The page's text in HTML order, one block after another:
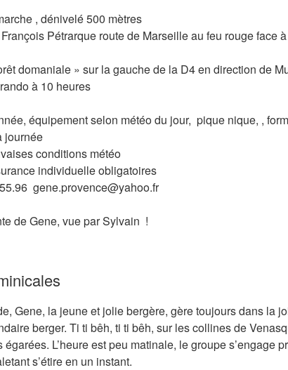
, dénivelé 500 mètres
Pétrarque route de Marseille au feu rouge face
domaniale » sur la gauche de la D4 en direction de
à 10 heures
équipement selon météo du jour, pique nique, ,
journée
conditions météo
individuelle obligatoires
gene.provence@yahoo.fr
de Gene, vue par Sylvain !
Gene, la jeune et jolie bergère, gère toujours dans la
berger. Ti ti bêh, ti ti bêh, sur les collines de
L’heure est peu matinale, le groupe s’engage
s’étire en un instant.